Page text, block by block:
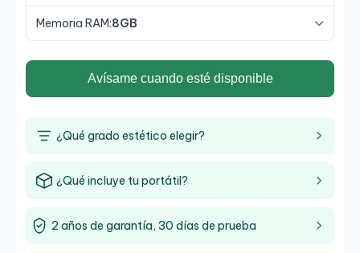
pantalla de 14"y su diseño resistente lo convierten en
una herramienta práctica y duradera para el uso diario
en empresa.
Memoria RAM:8GB
Avísame cuando esté disponible
¿Qué grado estético elegir?
¿Qué incluye tu portátil?
2 años de garantía, 30 días de prueba